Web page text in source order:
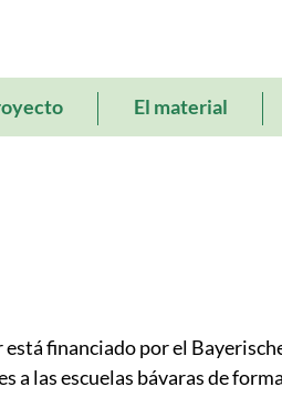
El material
financiado por el
a las escuelas bávaras de